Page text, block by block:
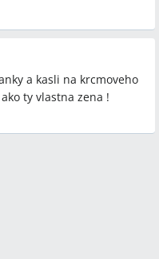
a kasli na krcmoveho
ty vlastna zena !